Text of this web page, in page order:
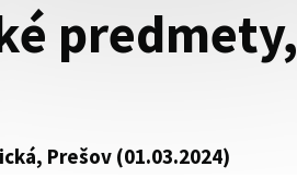
predmety,
Prešov (01.03.2024)